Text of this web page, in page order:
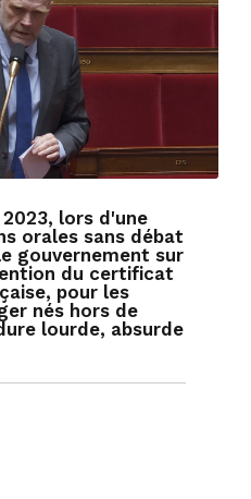
lors d'une
orales sans débat
gouvernement sur
du certificat
pour les
nés hors de
lourde, absurde